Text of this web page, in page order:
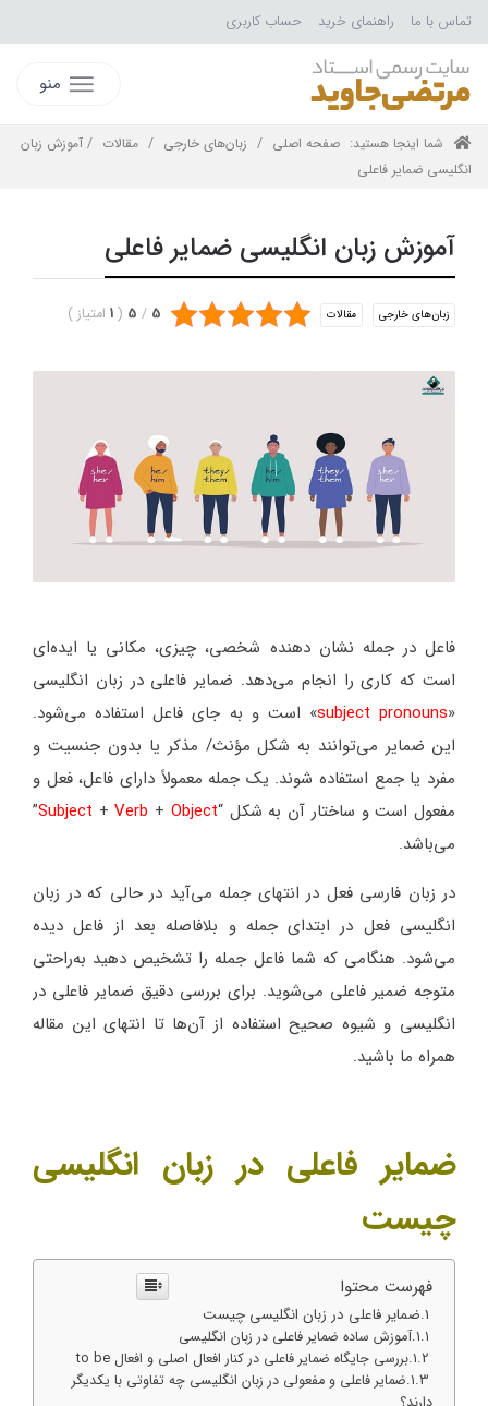
تماس با ما راهنمای خرید حساب کاربری
منو
شما اینجا هستید: صفحه اصلی / زبان‌های خارجی / مقالات / آموزش زبان
انگلیسی ضمایر فاعلی
آموزش زبان انگلیسی ضمایر فاعلی
زبان‌های خارجی مقالات 5
/
5
(
1 امتیاز)
فاعل در جمله نشان دهنده شخصی، چیزی، مکانی یا ایده‌ای
است که کاری را انجام می‌دهد. ضمایر فاعلی در زبان انگلیسی
«
subject pronouns» است و به جای فاعل استفاده می‌شود.
این ضمایر می‌توانند به شکل مؤنث/ مذکر یا بدون جنسیت و
مفرد یا جمع استفاده شوند. یک جمله معمولاً دارای فاعل، فعل و
مفعول است و ساختار آن به شکل “
Subject +Verb + Object
”
می‌باشد.
در زبان فارسی فعل در انتهای جمله می‌آید در حالی که در زبان
انگلیسی فعل در ابتدای جمله و بلافاصله بعد از فاعل دیده
می‌شود. هنگامی که شما فاعل جمله را تشخیص دهید به‌راحتی
متوجه ضمیر فاعلی می‌شوید. برای بررسی دقیق ضمایر فاعلی در
انگلیسی و شیوه صحیح استفاده از آن‌ها تا انتهای این مقاله
همراه ما باشید.
ضمایر فاعلی در زبان انگلیسی
چیست
فهرست محتوا
ضمایر فاعلی در زبان انگلیسی چیست
آموزش ساده ضمایر فاعلی در زبان انگلیسی
بررسی جایگاه ضمایر فاعلی در کنار افعال اصلی و افعال to be
ضمایر فاعلی و مفعولی در زبان انگلیسی چه تفاوتی با یکدیگر